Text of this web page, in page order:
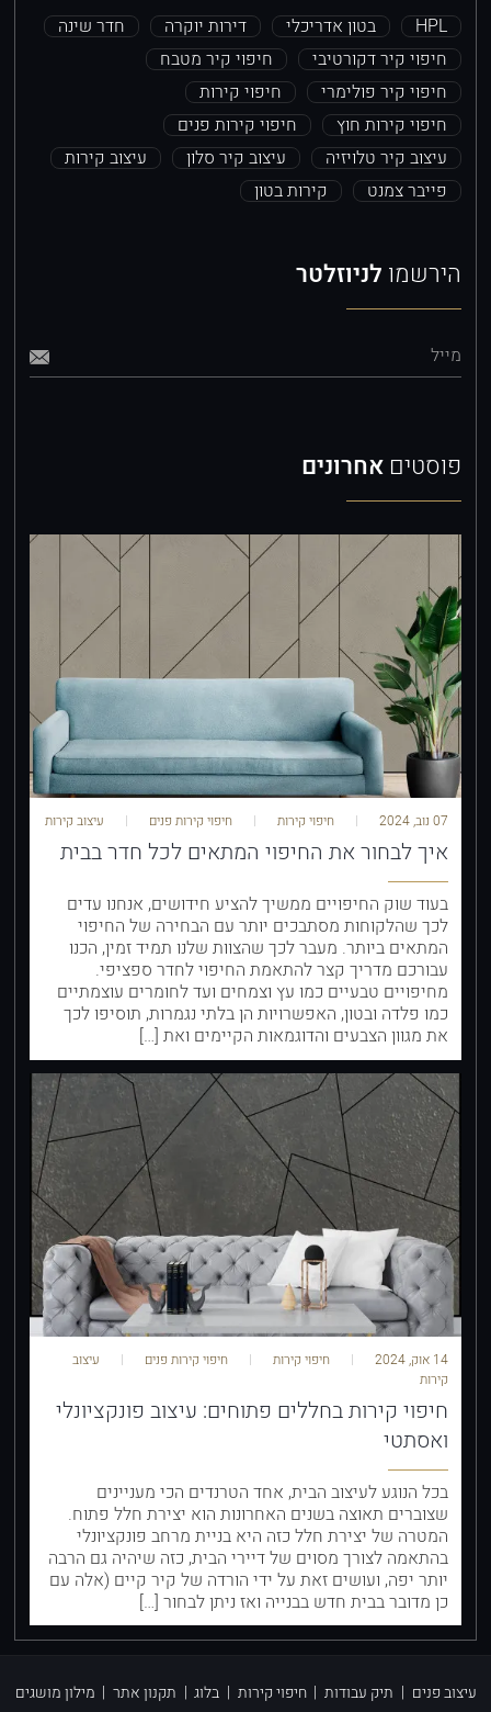
HPL בטון אדריכלי דירות יוקרה
חדר שינה
חיפוי קיר דקורטיבי
חיפוי קיר מטבח
חיפוי קיר פולימרי
חיפוי קירות
חיפוי קירות חוץ
חיפוי קירות פנים
עיצוב קיר טלויזיה
עיצוב קיר סלון
עיצוב קירות
פייבר צמנט
קירות בטון
הירשמו לניוזלטר
מייל
פוסטיםאחרונים
07 נוב, 2024 חיפוי קירות חיפוי קירות פנים עיצוב קירות
איך לבחור את החיפוי המתאים לכל חדר בבית
בעוד שוק החיפויים ממשיך להציע חידושים, אנחנו עדים
לכך שהלקוחות מסתבכים יותר עם הבחירה של החיפוי
המתאים ביותר. מעבר לכך שהצוות שלנו תמיד זמין, הכנו
עבורכם מדריך קצר להתאמת החיפוי לחדר ספציפי.
מחיפויים טבעיים כמו עץ וצמחים ועד לחומרים עוצמתיים
כמו פלדה ובטון, האפשרויות הן בלתי נגמרות, תוסיפו לכך
את מגוון הצבעים והדוגמאות הקיימים ואת […]
14 אוק, 2024 חיפוי קירות חיפוי קירות פנים
עיצוב
קירות
חיפוי קירות בחללים פתוחים: עיצוב פונקציונלי
ואסתטי
בכל הנוגע לעיצוב הבית, אחד הטרנדים הכי מעניינים
שצוברים תאוצה בשנים האחרונות הוא יצירת חלל פתוח.
המטרה של יצירת חלל כזה היא בניית מרחב פונקציונלי
בהתאמה לצורך מסוים של דיירי הבית, כזה שיהיה גם הרבה
יותר יפה, ועושים זאת על ידי הורדה של קיר קיים (אלה עם
כן מדובר בבית חדש בבנייה ואז ניתן לבחור […]
עיצוב פנים | תיק עבודות | חיפוי קירות | בלוג | תקנון אתר | מילון מושגים